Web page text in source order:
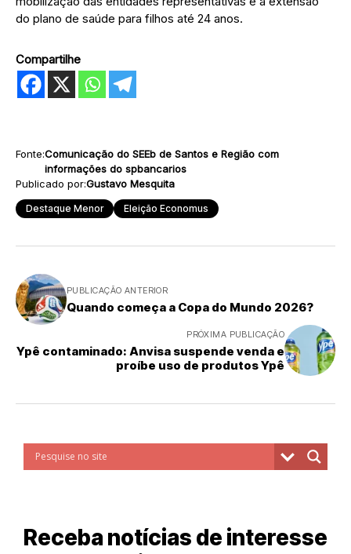
do plano de saúde para filhos até 24 anos.
Compartilhe
Fonte:Comunicação do SEEb de Santos e Região com
informações do spbancarios
Publicado por:Gustavo Mesquita
Destaque Menor Eleição Economus
PUBLICAÇÃO ANTERIOR
Quando começa a Copa do Mundo 2026?
PRÓXIMA PUBLICAÇÃO
Ypê contaminado: Anvisa suspende venda e
proíbe uso de produtos Ypê
Receba notícias de interesse